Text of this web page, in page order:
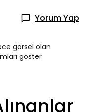
Yorum Yap
görsel olan
göster